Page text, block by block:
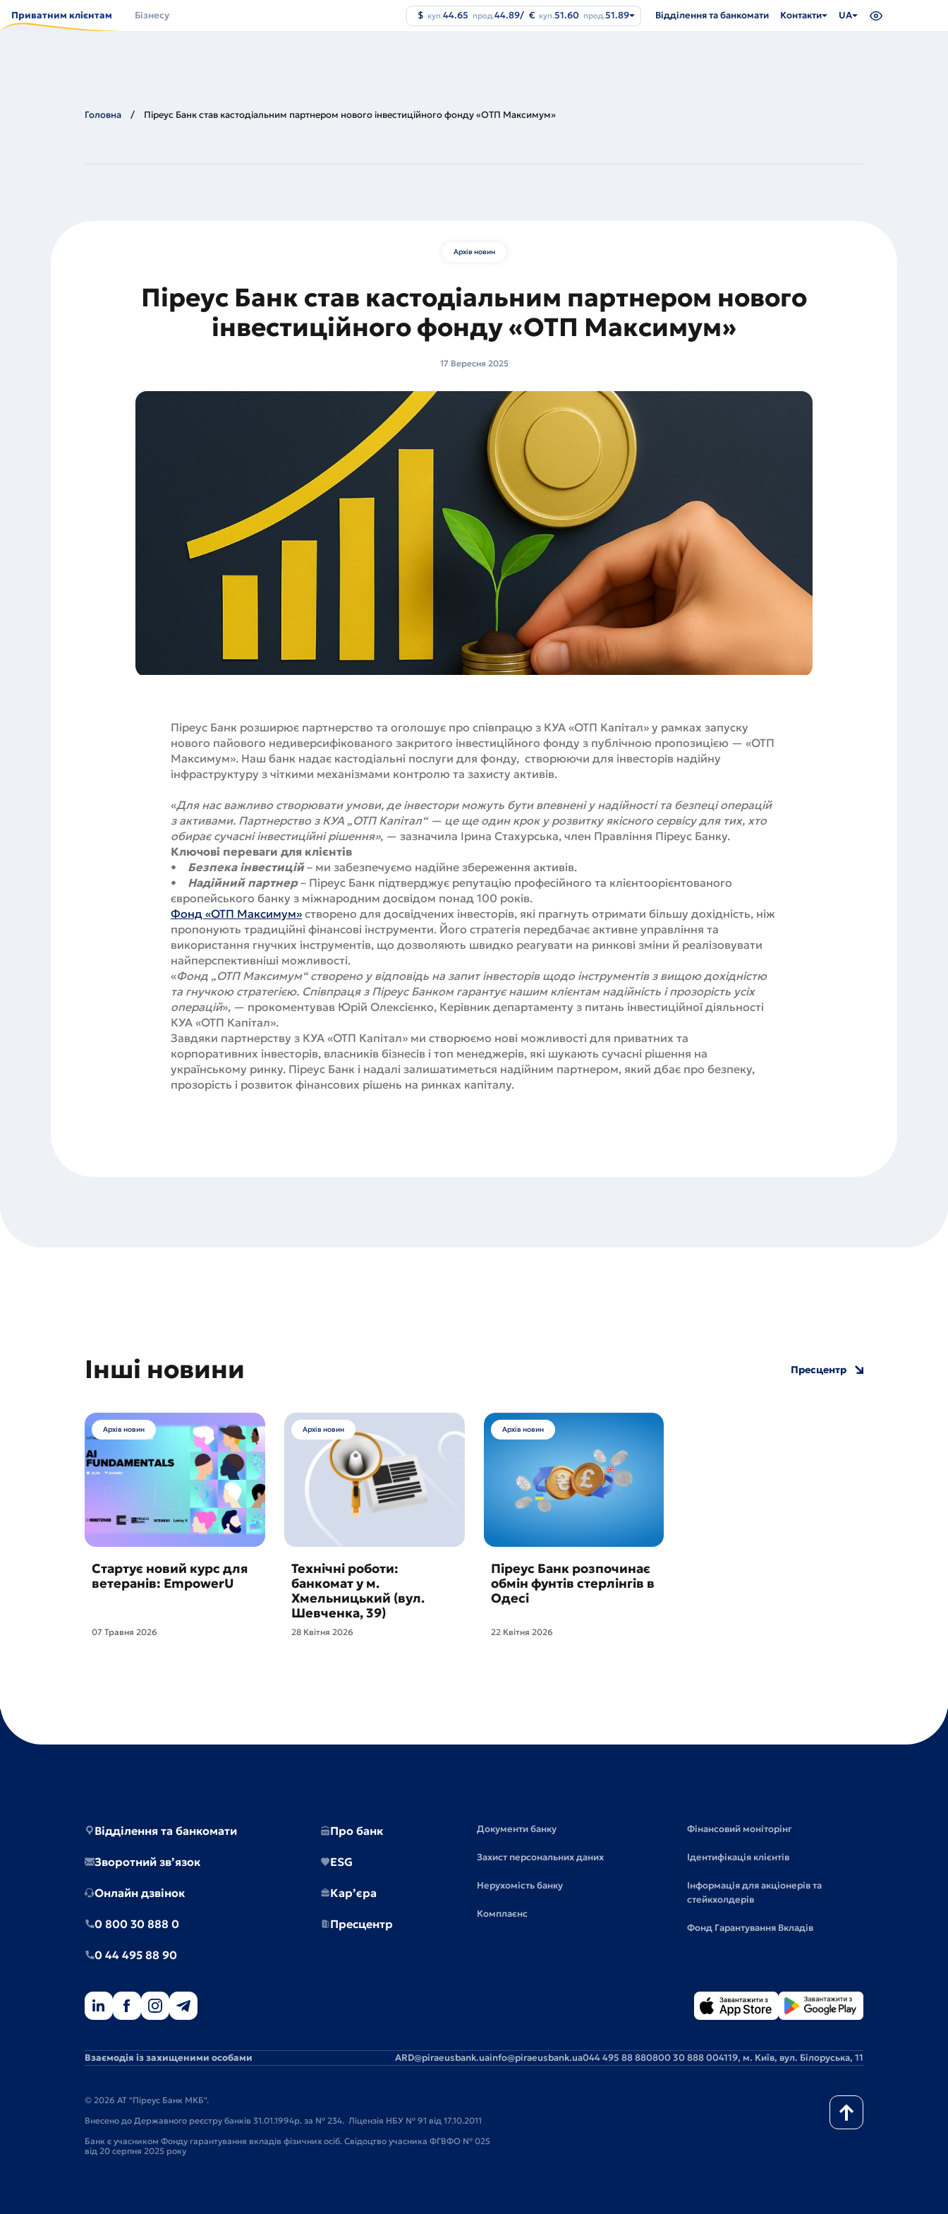
основного
Приватним клієнтам Бізнесу $ куп.44.65 прод.44.89/ € куп.51.60 прод.51.89 Відділення та банкомати Контакти UA
Головна Піреус Банк став кастодіальним партнером нового інвестиційного фонду «ОТП Максимум»
Архів новин
Піреус Банк став кастодіальним партнером нового
інвестиційного фонду «ОТП Максимум»
17 Вересня 2025
Піреус Банк розширює партнерство та оголошує про співпрацю з КУА «ОТП Капітал» у рамках запуску
нового пайового недиверсифікованого закритого інвестиційного фонду з публічною пропозицією — «ОТП
Максимум». Наш банк надає кастодіальні послуги для фонду, створюючи для інвесторів надійну
інфраструктуру з чіткими механізмами контролю та захисту активів.
«Для нас важливо створювати умови, де інвестори можуть бути впевнені у надійності та безпеці операцій
з активами. Партнерство з КУА „ОТП Капітал“ — це ще один крок у розвитку якісного сервісу для тих, хто
обирає сучасні інвестиційні рішення», — зазначила Ірина Стахурська, член Правління Піреус Банку.
Ключові переваги для клієнтів
• Безпека інвестицій– ми забезпечуємо надійне збереження активів.
• Надійний партнер– Піреус Банк підтверджує репутацію професійного та клієнтоорієнтованого
європейського банку з міжнародним досвідом понад 100 років.
Фонд «ОТП Максимум» створено для досвідчених інвесторів, які прагнуть отримати більшу дохідність, ніж
пропонують традиційні фінансові інструменти. Його стратегія передбачає активне управління та
використання гнучких інструментів, що дозволяють швидко реагувати на ринкові зміни й реалізовувати
найперспективніші можливості.
«Фонд „ОТП Максимум“ створено у відповідь на запит інвесторів щодо інструментів з вищою дохідністю
та гнучкою стратегією. Співпраця з Піреус Банком гарантує нашим клієнтам надійність і прозорість усіх
операцій», — прокоментував Юрій Олексієнко, Керівник департаменту з питань інвестиційної діяльності
КУА «ОТП Капітал».
Завдяки партнерству з КУА «ОТП Капітал» ми створюємо нові можливості для приватних та
корпоративних інвесторів, власників бізнесів і топ менеджерів, які шукають сучасні рішення на
українському ринку. Піреус Банк і надалі залишатиметься надійним партнером, який дбає про безпеку,
прозорість і розвиток фінансових рішень на ринках капіталу.
Інші новини Пресцентр
Архів новин
Стартує новий курс для
ветеранів: EmpowerU
07 Травня 2026
Архів новин
Технічні роботи:
банкомат у м.
Хмельницький (вул.
Шевченка, 39)
28 Квітня 2026
Архів новин
Піреус Банк розпочинає
обмін фунтів стерлінгів в
Одесі
22 Квітня 2026
Відділення та банкомати
Зворотний зв’язок
Онлайн дзвінок
0 800 30 888 0
0 44 495 88 90
Про банк
ESG
Кар’єра
Пресцентр
Документи банку
Захист персональних даних
Нерухомість банку
Комплаєнс
Фінансовий моніторінг
Ідентифікація клієнтів
Інформація для акціонерів та
стейкхолдерів
Фонд Гарантування Вкладів
Взаємодія із захищеними особами ARD@piraeusbank.uainfo@piraeusbank.ua044 495 88 880800 30 888 004119, м. Київ, вул. Білоруська, 11
© 2026 АТ "Піреус Банк МКБ".
Внесено до Державного реєстру банків 31.01.1994р. за № 234. Ліцензія НБУ № 91 від 17.10.2011
Банк є учасником Фонду гарантування вкладів фізичних осіб. Свідоцтво учасника ФГВФО № 025
від 20 серпня 2025 року